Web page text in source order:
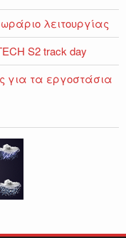
λειτουργίας
S2 track day
για τα εργοστάσια